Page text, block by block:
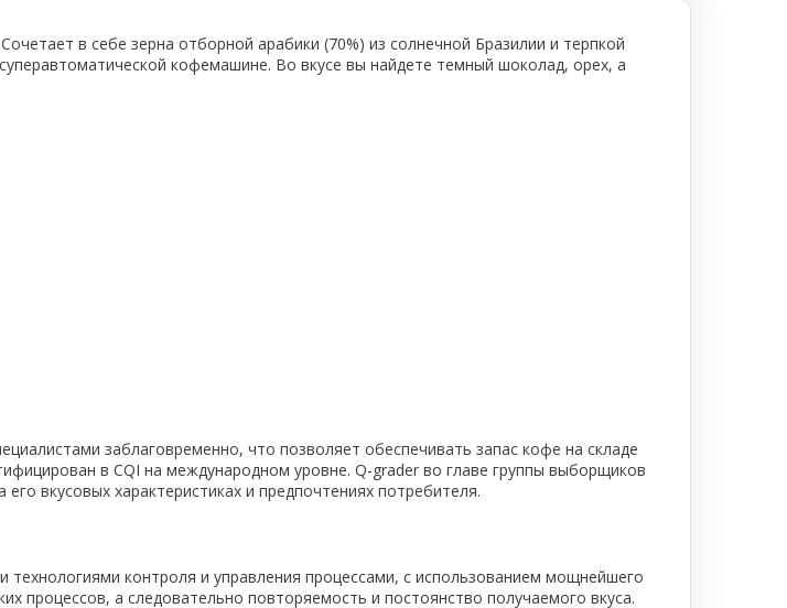
в себе зерна отборной арабики (70%) из солнечной Бразилии и терпкой
кофемашине. Во вкусе вы найдете темный шоколад, орех, а
заблаговременно, что позволяет обеспечивать запас кофе на складе
в CQI на международном уровне. Q-grader во главе группы выборщиков
вкусовых характеристиках и предпочтениях потребителя.
контроля и управления процессами, с использованием мощнейшего
процессов, а следовательно повторяемость и постоянство получаемого вкуса.